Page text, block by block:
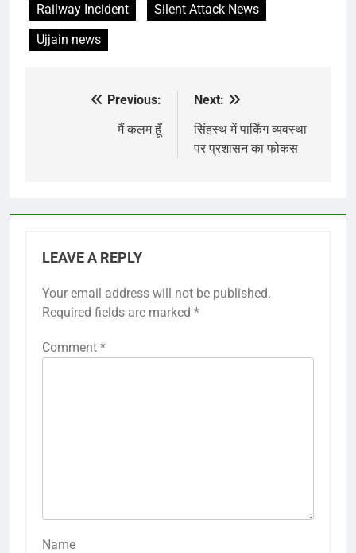
Railway Incident
Silent Attack News
Ujjain news
navigation
Previous:
मैं कलम हूँ
Next:
सिंहस्थ में पार्किंग व्यवस्था
पर प्रशासन का फोकस
LEAVE A REPLY
Your email address will not be published.
Required fields are marked *
Comment *
Name